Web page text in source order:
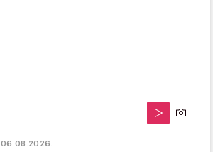
06.08.2026.